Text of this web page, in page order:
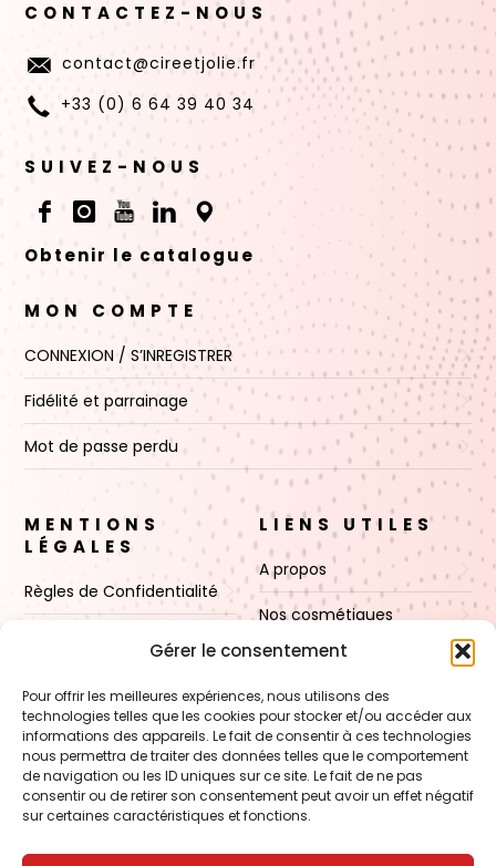
Gérer le consentement
Pour offrir les meilleures expériences, nous utilisons des
technologies telles que les cookies pour stocker et/ou accéder aux
informations des appareils. Le fait de consentir à ces technologies
nous permettra de traiter des données telles que le comportement
de navigation ou les ID uniques sur ce site. Le fait de ne pas
consentir ou de retirer son consentement peut avoir un effet négatif
sur certaines caractéristiques et fonctions.
CONTACTEZ-NOUS
contact@cireetjolie.fr
+33 (0) 6 64 39 40 34
SUIVEZ-NOUS
Obtenir le catalogue
MON COMPTE
CONNEXION / S’INREGISTRER
Fidélité et parrainage
Mot de passe perdu
MENTIONS
LÉGALES
Règles de Confidentialité
Politique de cookies (UE)
LIENS UTILES
A propos
Nos cosmétiques
Nos cires
Boutique
Contact